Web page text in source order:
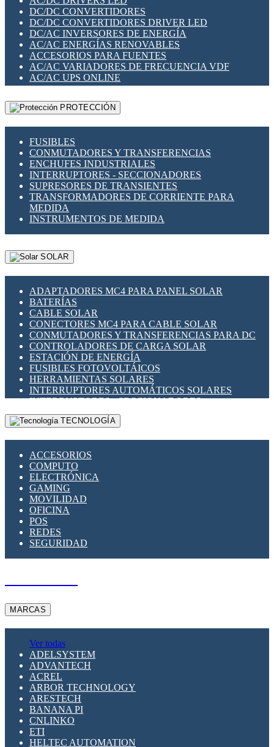
UNIÓN Y DERIVACIÓN DE CABLE
SOLUCIONES LORAWAN
SOLUCIONES RED CELULAR
SEGURIDAD PARA REDES
SWITCHES LAN
TELEFONÍA IP (VOIP)
VIGILANCIA IP (CCTV)
MESHTASTIC
DC/DC CONVERTIDORES
DC/DC CONVERTIDORES DRIVER LED
DC/AC INVERSORES DE ENERGÍA
AC/AC ENERGÍAS RENOVABLES
ACCESORIOS PARA FUENTES
AC/AC VARIADORES DE FRECUENCIA VDF
AC/AC UPS ONLINE
PROTECCIÓN
FUSIBLES
CONMUTADORES Y TRANSFERENCIAS
ENCHUFES INDUSTRIALES
INTERRUPTORES - SECCIONADORES
SUPRESORES DE TRANSIENTES
TRANSFORMADORES DE CORRIENTE PARA
MEDIDA
INSTRUMENTOS DE MEDIDA
SOLAR
ADAPTADORES MC4 PARA PANEL SOLAR
BATERÍAS
CABLE SOLAR
CONECTORES MC4 PARA CABLE SOLAR
CONMUTADORES Y TRANSFERENCIAS PARA DC
CONTROLADORES DE CARGA SOLAR
ESTACIÓN DE ENERGÍA
FUSIBLES FOTOVOLTÁICOS
HERRAMIENTAS SOLARES
INTERRUPTORES AUTOMÁTICOS SOLARES
INTERRUPTORES - SECCIONADORES
FOTOVOLTÁICOS
MONTAJE PANEL SOLAR
SUPRESOR DE TRANSIENTES SPDS PARA
APLICACIONES FOTOVOLTAICAS
TECNOLOGÍA
ACCESORIOS
COMPUTO
ELECTRÓNICA
GAMING
MOVILIDAD
OFICINA
POS
REDES
SEGURIDAD
MARCAS
Ver todas
ADELSYSTEM
ADVANTECH
ACREL
ARBOR TECHNOLOGY
ARESTECH
BANANA PI
CNLINKO
ETI
HELTEC AUTOMATION